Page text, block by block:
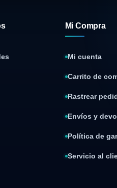
Mi Compra
Mi cuenta
Carrito de
Rastrear
Envíos y
Política de
Servicio al